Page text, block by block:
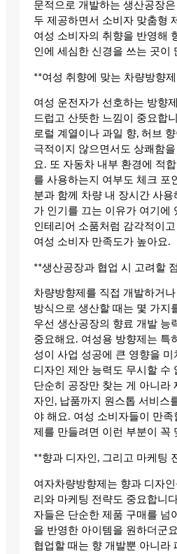
문적으로 개발하는 생산공장
두 제공하면서 소비자 맞춤형
여성 소비자의 취향을 반영해
인에 세심한 신경을 쓰는 곳이
**여성 취향에 맞는 차량방향
여성 운전자가 선호하는 방향
드럽고 산뜻한 느낌이 중요합
로럴 계열이나 과일 향, 허브
극적이지 않으면서도 상쾌함
요. 또 자동차 내부 환경에 적
를 사용하는지 여부도 체크 포
분과 함께 차량 내 장시간 사용
가 인기를 끄는 이유가 여기에
인테리어 소품처럼 감각적이
여성 소비자 만족도가 높아요.
**생산공장과 협업 시 고려할
차량방향제를 직접 개발하거
방식으로 생산할 때는 몇 가지
우선 생산공장의 향료 개발 능
중요해요. 여성용 방향제는 특
성이 사업 성공에 큰 영향을 미
디자인 제안 능력도 무시할 수
단순히 공장만 찾는 게 아니라
자인, 납품까지 원스톱 서비스
야 해요. 여성 소비자들이 만
제를 만들려면 이런 부분이 꼭
**향과 디자인, 그리고 마케팅
여자차량방향제는 향과 디자
리와 마케팅 전략도 중요합니
자들은 단순한 제품 구매를 넘
을 반영한 아이템을 원하더군
협업할 때는 향 개발뿐 아니라